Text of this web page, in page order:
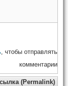
, чтобы отправлять
комментарии
(Permalink)